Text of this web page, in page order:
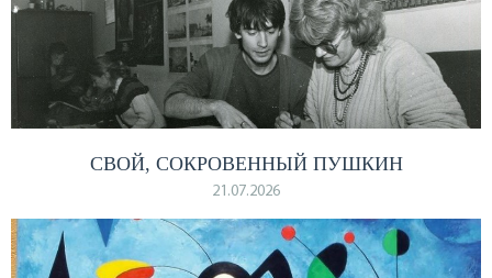
СВОЙ, СОКРОВЕННЫЙ ПУШКИН
21.07.2026